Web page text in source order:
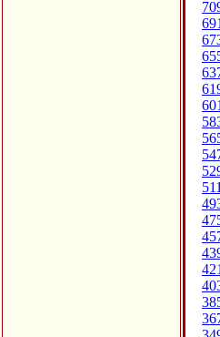
691
601
511
421